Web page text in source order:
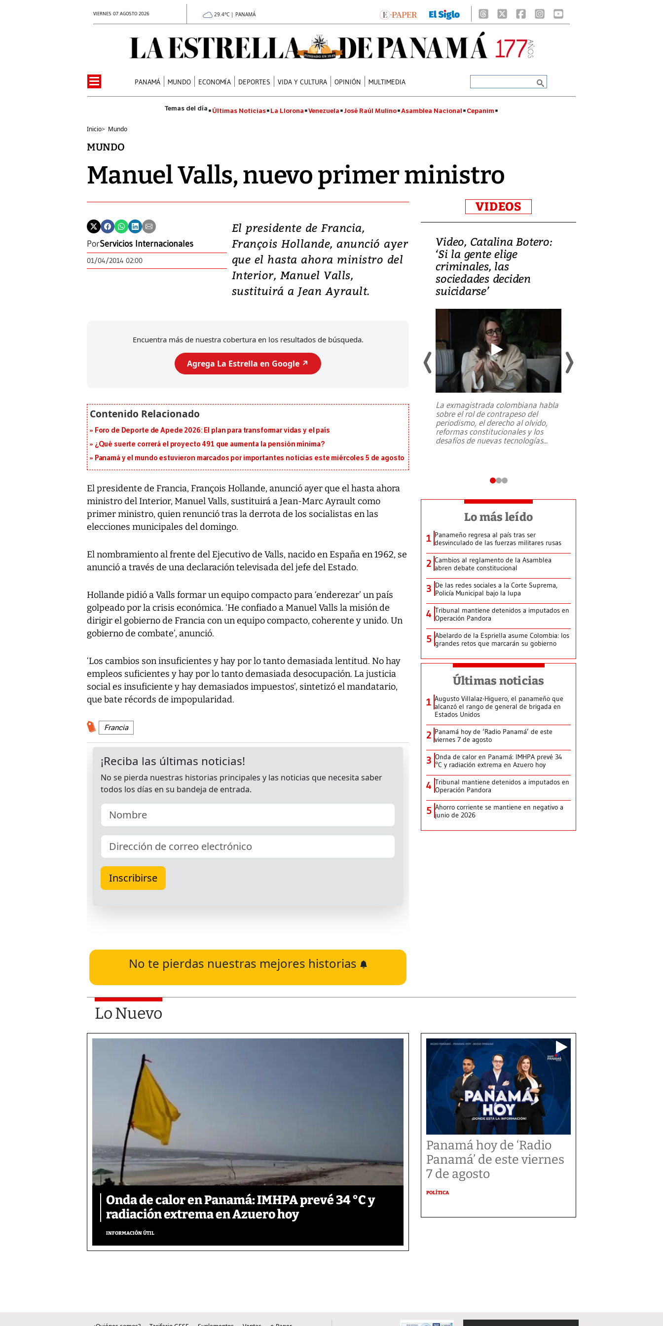
VIERNES 07 AGOSTO 2026 29.4°C | PANAMÁ
PANAMÁ MUNDO ECONOMÍA DEPORTES VIDA Y CULTURA OPINIÓN MULTIMEDIA
Últimas Noticias La Llorona Venezuela José Raúl Mulino Asamblea Nacional Cepanim
Inicio> Mundo
MUNDO
Manuel Valls, nuevo primer ministro
PorServicios Internacionales
01/04/2014 02:00
El presidente de Francia,
François Hollande, anunció ayer
que el hasta ahora ministro del
Interior, Manuel Valls,
sustituirá a Jean Ayrault.
Encuentra más de nuestra cobertura en los resultados de búsqueda.
Agrega La Estrella en Google ↗️
Foro de Deporte de Apede 2026: El plan para transformar vidas y el país
¿Qué suerte correrá el proyecto 491 que aumenta la pensión mínima?
Panamá y el mundo estuvieron marcados por importantes noticias este miércoles 5 de agosto
El presidente de Francia, François Hollande, anunció ayer que el hasta ahora
ministro del Interior, Manuel Valls, sustituirá a Jean-Marc Ayrault como
primer ministro, quien renunció tras la derrota de los socialistas en las
elecciones municipales del domingo.
El nombramiento al frente del Ejecutivo de Valls, nacido en España en 1962, se
anunció a través de una declaración televisada del jefe del Estado.
Hollande pidió a Valls formar un equipo compacto para ‘enderezar’ un país
golpeado por la crisis económica. ‘He confiado a Manuel Valls la misión de
dirigir el gobierno de Francia con un equipo compacto, coherente y unido. Un
gobierno de combate’, anunció.
‘Los cambios son insuficientes y hay por lo tanto demasiada lentitud. No hay
empleos suficientes y hay por lo tanto demasiada desocupación. La justicia
social es insuficiente y hay demasiados impuestos’, sintetizó el mandatario,
que bate récords de impopularidad.
Francia
No te pierdas nuestras mejores historias
VIDEOS
Video, Japón: Terremoto
deja heridos y graves
daños en Kumamoto
al sur de Japón, provocando una
Video, Catalina Botero:
‘Si la gente elige
criminales, las
sociedades deciden
suicidarse’
La exmagistrada colombiana habla
sobre el rol de contrapeso del
periodismo, el derecho al olvido,
reformas constitucionales y los
desafíos de nuevas tecnologías...
Lo más leído
1 Panameño regresa al país tras ser
desvinculado de las fuerzas militares rusas
2 Cambios al reglamento de la Asamblea
abren debate constitucional
3 De las redes sociales a la Corte Suprema,
Policía Municipal bajo la lupa
4 Tribunal mantiene detenidos a imputados en
Operación Pandora
5 Abelardo de la Espriella asume Colombia: los
grandes retos que marcarán su gobierno
Últimas noticias
1 Augusto Villalaz-Higuero, el panameño que
alcanzó el rango de general de brigada en
Estados Unidos
2 Panamá hoy de ‘Radio Panamá’ de este
viernes 7 de agosto
3 Onda de calor en Panamá: IMHPA prevé 34
°C y radiación extrema en Azuero hoy
4 Tribunal mantiene detenidos a imputados en
Operación Pandora
5 Ahorro corriente se mantiene en negativo a
junio de 2026
Lo Nuevo
Onda de calor en Panamá: IMHPA prevé 34 °C y
radiación extrema en Azuero hoy
INFORMACIÓN ÚTIL
Panamá hoy de ‘Radio
Panamá’ de este viernes
7 de agosto
POLÍTICA